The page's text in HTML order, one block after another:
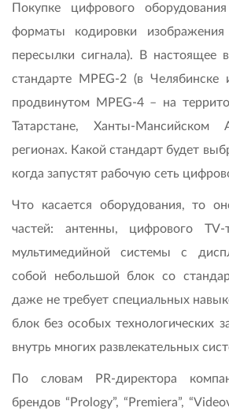
Покупке цифрового
форматы кодировки
пересылки сигнала). В настоящее
стандарте MPEG-2 (в
продвинутом MPEG-4 – на
Татарстане, Ханты-
регионах. Какой стандарт будет
когда запустят рабочую сеть
Что касается оборудования, то
частей: антенны, цифрового
мультимедийной системы с
собой небольшой блок со
даже не требует специальных
блок без особых технологических
внутрь многих развлекательных
По словам PR-директора
брендов “Prology”, “Premiera”,